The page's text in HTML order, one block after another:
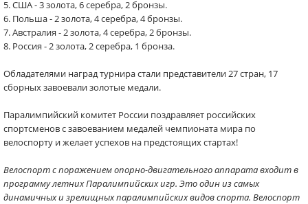
5. США - 3 золота, 6 серебра, 2 бронзы.
6. Польша - 2 золота, 4 серебра, 4 бронзы.
7. Австралия - 2 золота, 4 серебра, 2 бронзы.
8. Россия - 2 золота, 2 серебра, 1 бронза.
Обладателями наград турнира стали представители 27 стран, 17
сборных завоевали золотые медали.
Паралимпийский комитет России поздравляет российских
спортсменов с завоеванием медалей чемпионата мира по
велоспорту и желает успехов на предстоящих стартах!
Велоспорт с поражением опорно-двигательного аппарата входит в
программу летних Паралимпийских игр. Это один из самых
динамичных и зрелищных паралимпийских видов спорта. Велоспорт